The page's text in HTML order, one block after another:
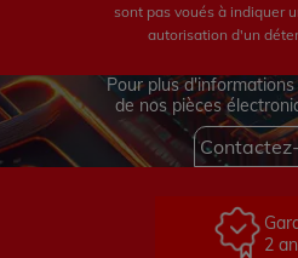
sont pas voués à indiquer
autorisation d'un
Pour plus
de nos pièces
2